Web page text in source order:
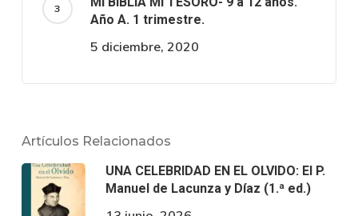
Año A. 1 trimestre.
5 diciembre, 2020
Artículos Relacionados
UNA CELEBRIDAD EN EL OLVIDO: El P.
Manuel de Lacunza y Díaz (1.ª ed.)